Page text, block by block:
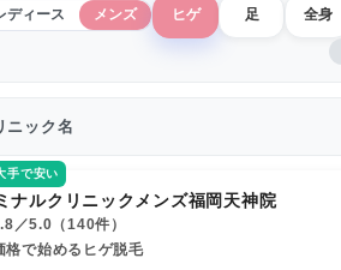
ディース メンズ ヒゲ 足 全身
ニック名
手で安い
ナルクリニックメンズ福岡天神院
／5.0（140件）
格で始めるヒゲ脱毛